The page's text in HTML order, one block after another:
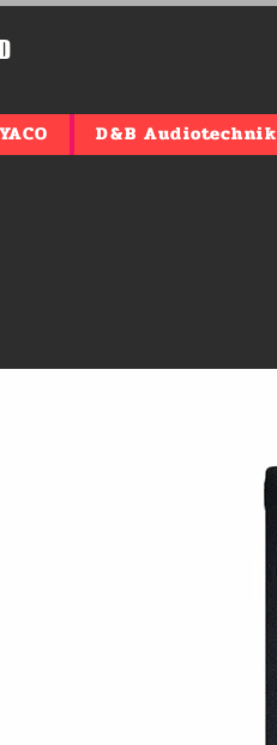
D&B Audiotechnik